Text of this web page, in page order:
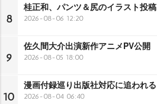
8
桂正和、パンツ＆尻のイラスト投稿
2026-08-06 12:20
9
佐久間大介出演新作アニメPV公開
2026-08-05 18:00
10
漫画付録巡り出版社対応に追われる
2026-08-04 06:40